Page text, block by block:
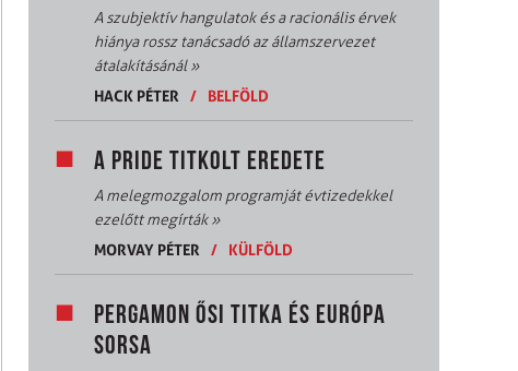
A szubjektív hangulatok és a racionális érvek
hiánya rossz tanácsadó az államszervezet
átalakításánál»
HACK PÉTER
/ BELFÖLD
A PRIDE TITKOLT EREDETE
A melegmozgalom programját évtizedekkel
ezelőtt megírták»
MORVAY PÉTER
/ KÜLFÖLD
PERGAMON ŐSI TITKA ÉS EURÓPA
SORSA